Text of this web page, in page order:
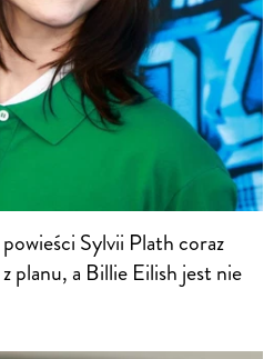
Sylvii Plath coraz
planu, a Billie Eilish jest nie